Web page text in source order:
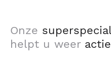
Onze
helpt u weer